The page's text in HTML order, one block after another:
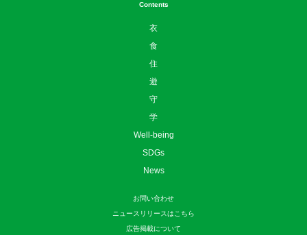
Contents
衣
食
住
遊
守
学
Well-being
SDGs
News
お問い合わせ
ニュースリリースはこちら
広告掲載について